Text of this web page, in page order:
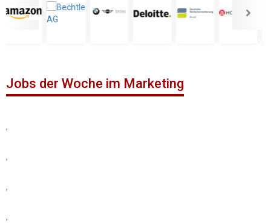
Jobs der Woche im Marketing
,
,
,
,